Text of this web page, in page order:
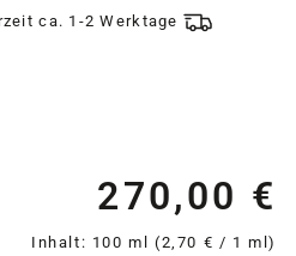
ca. 1-2 Werktage
270,00 €
Inhalt: 100 ml (2,70 € / 1 ml)